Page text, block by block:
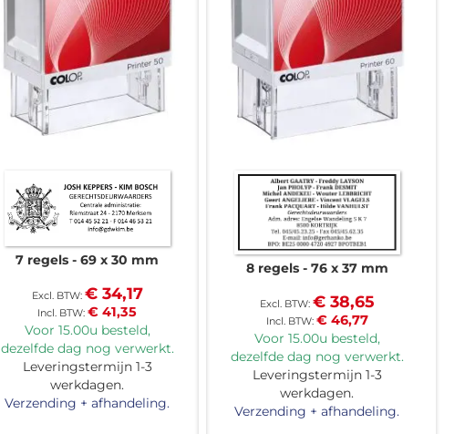
7 regels 69 x 30 mm
€ 41,35
€ 34,17
Voor 15.00u besteld,
dezelfde dag nog verwerkt.
Leveringstermijn 1-3
werkdagen.
Verzending + afhandeling.
8 regels 76 x 37 mm
€ 46,77
€ 38,65
Voor 15.00u besteld,
dezelfde dag nog verwerkt.
Leveringstermijn 1-3
werkdagen.
Verzending + afhandeling.